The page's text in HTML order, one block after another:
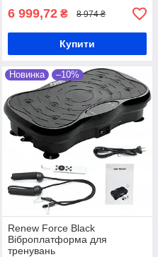
6 999,72 ₴ 8 974 ₴
Купити
Новинка –10%
Renew Force Black
Віброплатформа для
тренувань